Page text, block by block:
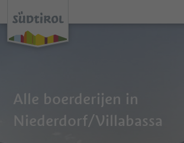
Alle boerderijen in
Niederdorf/Villabassa